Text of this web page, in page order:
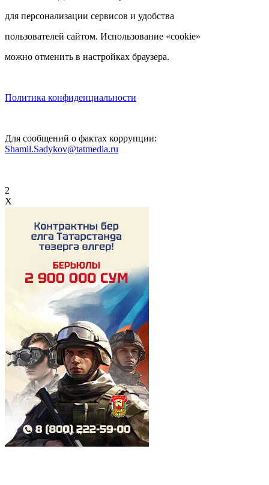
для персонализации сервисов и удобства
пользователей сайтом. Использование «cookie»
можно отменить в настройках браузера.
Политика конфиденциальности
Для сообщений о фактах коррупции:
Shamil.Sadykov@tatmedia.ru
2
X